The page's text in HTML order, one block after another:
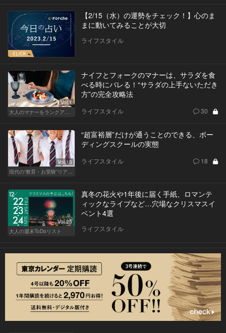
【2/15（水）の運勢をチェック！】心のま
まに動いてみることが大切
ライフスタイル
Vol.1
大人のマナーをランクアップせよ
ナイフとフォークのマナーは、サラダを食
べる時にバレる！“サラダの上手ないただき
方”の完全攻略法
ライフスタイル 30
Vol.15
現代の“教育・お受験”リアルドキュメント
“超富裕層”だけが通うことのできる、ボー
ディングスクールの実態
ライフスタイル 18
Vol.25
大人の週末ToDoリスト
真冬の花火や1年後に届く手紙、ロマンテ
ィックなライブなど…穴場なクリスマスイ
ベント4選
ライフスタイル